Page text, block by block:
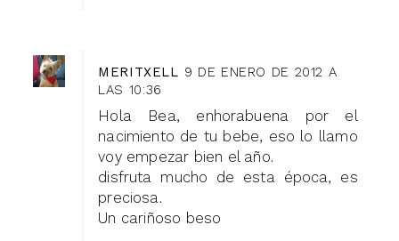
MERITXELL 9 DE ENERO DE 2012 A
LAS 10:36
Hola Bea, enhorabuena por el
nacimiento de tu bebe, eso lo llamo
voy empezar bien el año.
disfruta mucho de esta época, es
preciosa.
Un cariñoso beso